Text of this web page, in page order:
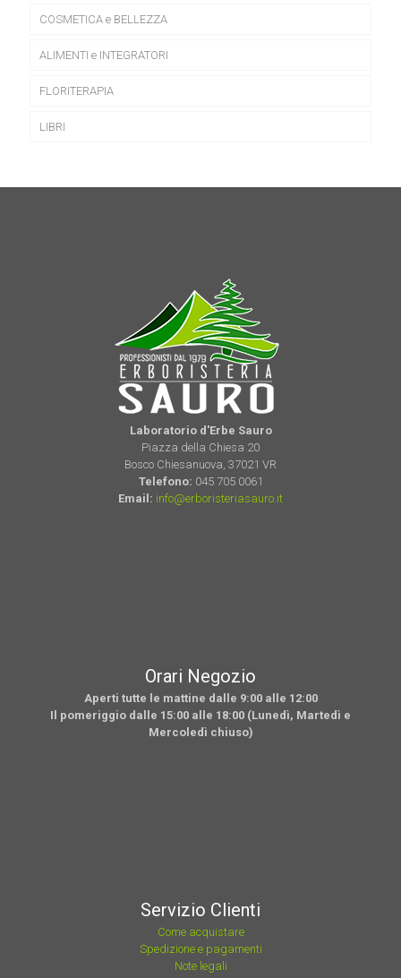
COSMETICA e BELLEZZA
ALIMENTI e INTEGRATORI
FLORITERAPIA
LIBRI
Laboratorio d'Erbe Sauro
Piazza della Chiesa 20
Bosco Chiesanuova, 37021 VR
Telefono: 045 705 0061
Email: info@erboristeriasauro.it
Orari Negozio
Aperti tutte le mattine dalle 9:00 alle 12:00
Il pomeriggio dalle 15:00 alle 18:00 (Lunedì, Martedì e
Mercoledì chiuso)
Servizio Clienti
Come acquistare
Spedizione e pagamenti
Note legali